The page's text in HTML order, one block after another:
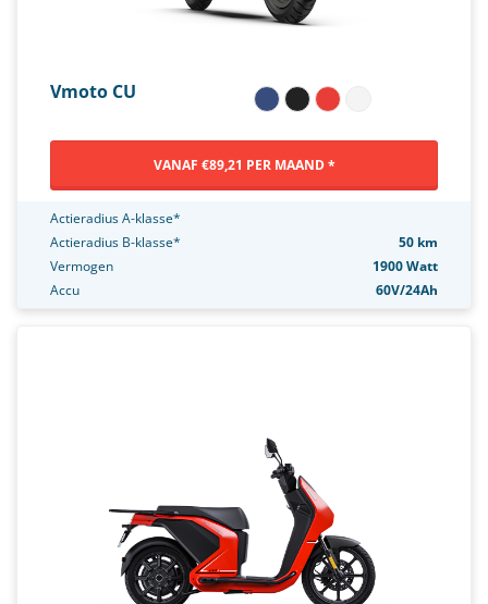
Vmoto CU
VANAF €89,21 PER MAAND *
Actieradius A-klasse*
Actieradius B-klasse*
50 km
Vermogen
1900 Watt
Accu
60V/24Ah